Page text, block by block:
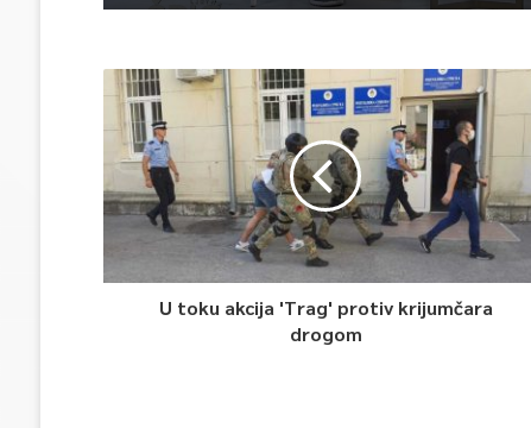
U toku akcija 'Trag' protiv krijumčara
drogom